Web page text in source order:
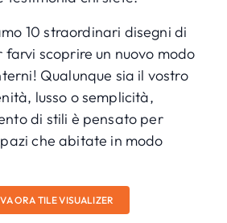
10 straordinari disegni di
scoprire un nuovo modo
Qualunque sia il vostro
lusso o semplicità,
di stili è pensato per
che abitate in modo
ORA TILE VISUALIZER